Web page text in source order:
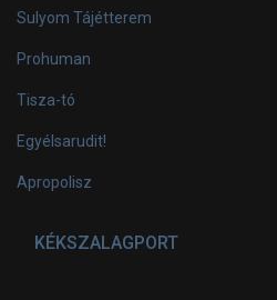
Sulyom Tájétterem
Prohuman
Tisza-tó
Egyélsarudit!
Apropolisz
KÉKSZALAGPORT